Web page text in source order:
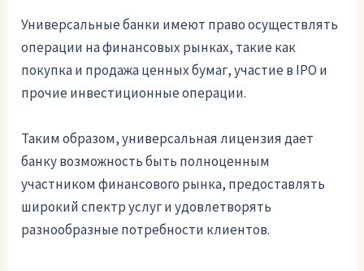
Универсальные банки имеют право осуществлять
операции на финансовых рынках, такие как
покупка и продажа ценных бумаг, участие в IPO и
прочие инвестиционные операции.
Таким образом, универсальная лицензия дает
банку возможность быть полноценным
участником финансового рынка, предоставлять
широкий спектр услуг и удовлетворять
разнообразные потребности клиентов.